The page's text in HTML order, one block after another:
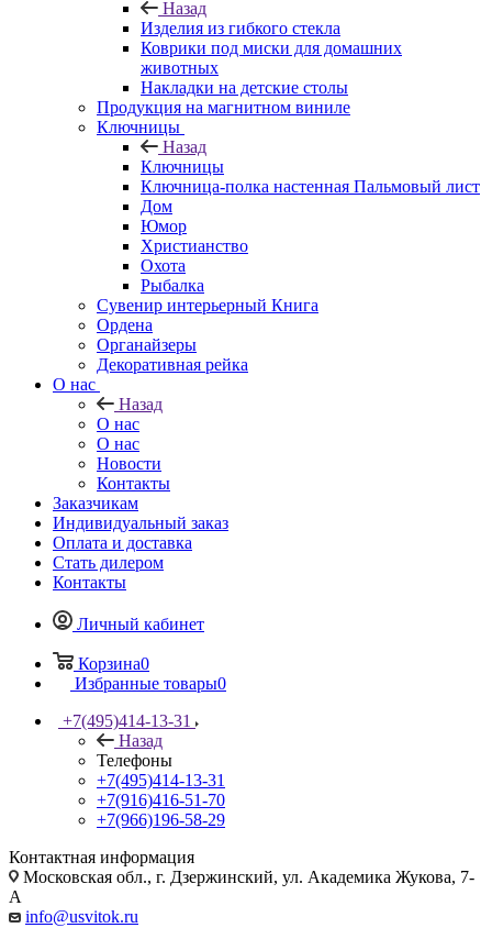
Назад
Изделия из гибкого стекла
Коврики под миски для домашних
животных
Накладки на детские столы
Продукция на магнитном виниле
Ключницы
Назад
Ключницы
Ключница-полка настенная Пальмовый лист
Дом
Юмор
Христианство
Охота
Рыбалка
Сувенир интерьерный Книга
Ордена
Органайзеры
Декоративная рейка
О нас
Назад
О нас
О нас
Новости
Контакты
Заказчикам
Индивидуальный заказ
Оплата и доставка
Стать дилером
Контакты
Личный кабинет
Корзина0
Избранные товары0
+7(495)414-13-31
Назад
Телефоны
+7(495)414-13-31
+7(916)416-51-70
+7(966)196-58-29
Контактная информация
Московская обл., г. Дзержинский, ул. Академика Жукова, 7-
А
info@usvitok.ru